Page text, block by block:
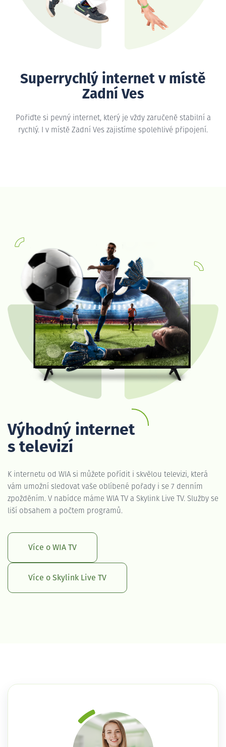
Superrychlý internet v místě
Zadní Ves
Pořiďte si pevný internet, který je vždy zaručeně stabilní a
rychlý. I v místě Zadní Ves zajistíme spolehlivé připojení.
Výhodný internet
s televizí
K internetu od WIA si můžete pořídit i skvělou televizi, která
vám umožní sledovat vaše oblíbené pořady i se 7 denním
zpožděním. V nabídce máme WIA TV a Skylink Live TV. Služby se
liší obsahem a počtem programů.
Více o WIA TV
Více o Skylink Live TV